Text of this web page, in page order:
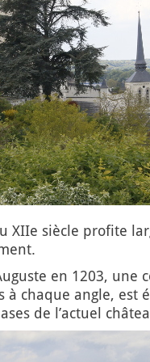
XIIe siècle profite
en 1203, une
chaque angle, est
de l’actuel